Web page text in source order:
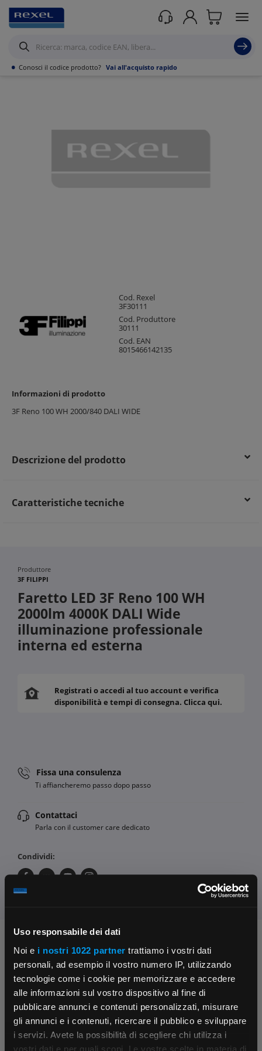
Uso responsabile dei dati
Noi e i nostri 1022 partner trattiamo i vostri dati
personali, ad esempio il vostro numero IP, utilizzando
tecnologie come i cookie per memorizzare e accedere
alle informazioni sul vostro dispositivo al fine di
pubblicare annunci e contenuti personalizzati, misurare
gli annunci e i contenuti, ricercare il pubblico e sviluppare
i servizi. Avete la possibilità di scegliere chi utilizza i
vostri dati e per quali scopi. Le vostre scelte in materia di
• Conosci il codice prodotto? Vai all'acquisto rapido
Prodotti /Illuminazione /Apparecchi stagni/
Cod. Rexel
3F30111
Cod. Produttore
30111
Cod. EAN
8015466142135
Informazioni di prodotto
3F Reno 100 WH 2000/840 DALI WIDE
Descrizione del prodotto
Caratteristiche tecniche
Produttore
3F FILIPPI
Faretto LED 3F Reno 100 WH
2000lm 4000K DALI Wide
illuminazione professionale
interna ed esterna
Registrati o accedi al tuo account e verifica
disponibilità e tempi di consegna. Clicca qui.
Fissa una consulenza
Ti affiancheremo passo dopo passo
Contattaci
Parla con il customer care dedicato
Condividi:
Chiedi ai nostri tecnici
Contattaci Fissa una consulenza